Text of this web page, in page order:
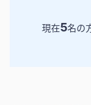
現在5名の